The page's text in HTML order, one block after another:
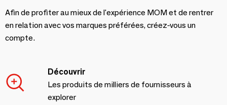
Afin de profiter au mieux de l'expérience MOM et de rentrer
en relation avec vos marques préférées, créez-vous un
compte.
Découvrir
Les produits de milliers de fournisseurs à
explorer